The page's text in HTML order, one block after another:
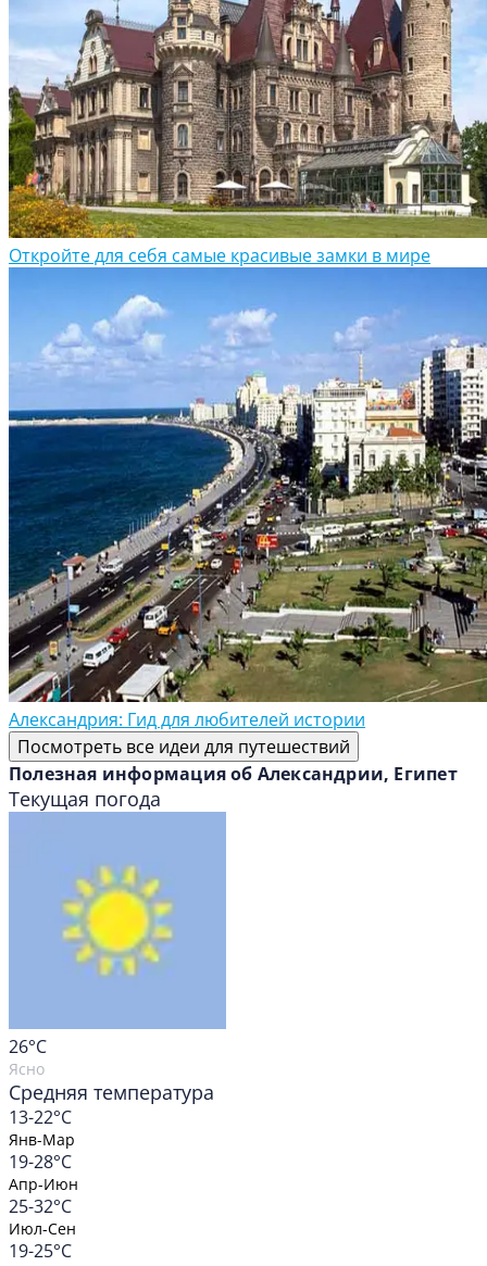
Откройте для себя самые красивые замки в мире
Александрия: Гид для любителей истории
Посмотреть все идеи для путешествий
Полезная информация об Александрии, Египет
Текущая погода
26°C
Ясно
Средняя температура
13-22°C
Янв-Мар
19-28°C
Апр-Июн
25-32°C
Июл-Сен
19-25°C